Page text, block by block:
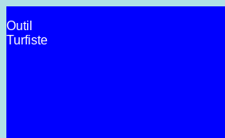
Outil
Turfiste